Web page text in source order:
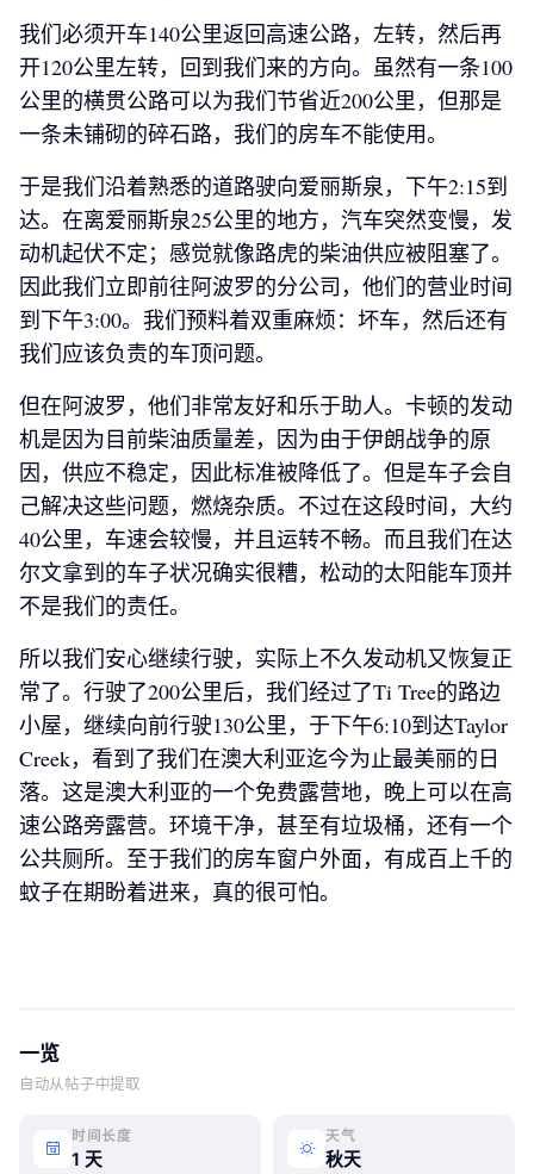
我们必须开车140公里返回高速公路，左转，然后再
开120公里左转，回到我们来的方向。虽然有一条100
公里的横贯公路可以为我们节省近200公里，但那是
一条未铺砌的碎石路，我们的房车不能使用。
于是我们沿着熟悉的道路驶向爱丽斯泉，下午2:15到
达。在离爱丽斯泉25公里的地方，汽车突然变慢，发
动机起伏不定；感觉就像路虎的柴油供应被阻塞了。
因此我们立即前往阿波罗的分公司，他们的营业时间
到下午3:00。我们预料着双重麻烦：坏车，然后还有
我们应该负责的车顶问题。
但在阿波罗，他们非常友好和乐于助人。卡顿的发动
机是因为目前柴油质量差，因为由于伊朗战争的原
因，供应不稳定，因此标准被降低了。但是车子会自
己解决这些问题，燃烧杂质。不过在这段时间，大约
40公里，车速会较慢，并且运转不畅。而且我们在达
尔文拿到的车子状况确实很糟，松动的太阳能车顶并
不是我们的责任。
所以我们安心继续行驶，实际上不久发动机又恢复正
常了。行驶了200公里后，我们经过了Ti Tree的路边
小屋，继续向前行驶130公里，于下午6:10到达Taylor
Creek，看到了我们在澳大利亚迄今为止最美丽的日
落。这是澳大利亚的一个免费露营地，晚上可以在高
速公路旁露营。环境干净，甚至有垃圾桶，还有一个
公共厕所。至于我们的房车窗户外面，有成百上千的
蚊子在期盼着进来，真的很可怕。
一览
自动从帖子中提取
时间长度
1 天
天气
秋天